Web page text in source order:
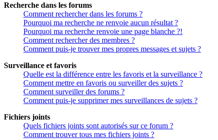
Recherche dans les forums
Comment rechercher dans les forums ?
Pourquoi ma recherche ne renvoie aucun résultat ?
Pourquoi ma recherche renvoie une page blanche ?!
Comment rechercher des membres ?
Comment puis-je trouver mes propres messages et sujets ?
Surveillance et favoris
Quelle est la différence entre les favoris et la surveillance ?
Comment mettre en favoris ou surveiller des sujets ?
Comment surveiller des forums ?
Comment puis-je supprimer mes surveillances de sujets ?
Fichiers joints
Quels fichiers joints sont autorisés sur ce forum ?
Comment trouver tous mes fichiers joints ?